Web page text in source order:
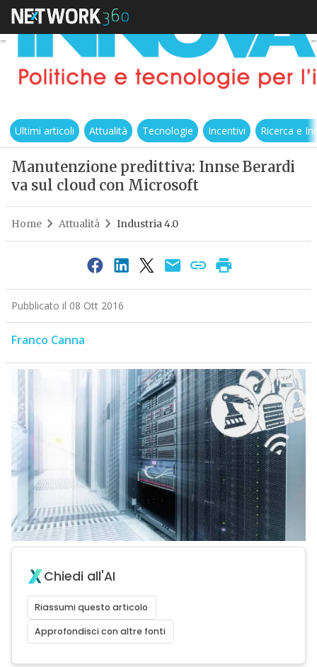
Ultimi articoli Attualità Tecnologie Incentivi Ricerca e
Manutenzione predittiva: Innse Berardi
va sul cloud con Microsoft
Home Attualità Industria 4.0
Pubblicato il 08 Ott 2016
Franco Canna
Chiedi all'AI
Riassumi questo articolo
Approfondisci con altre fonti